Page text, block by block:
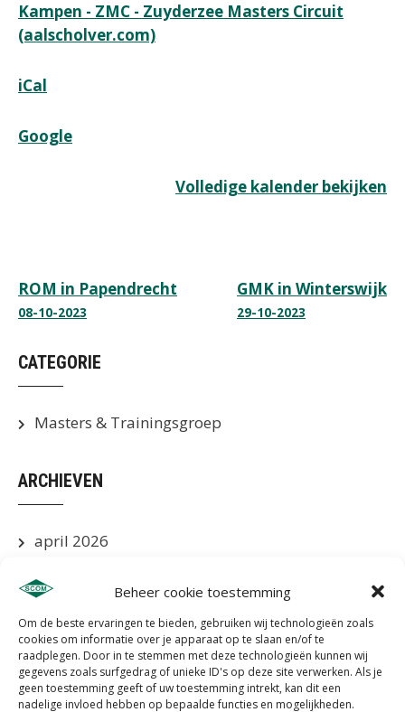
Beheer cookie toestemming
Om de beste ervaringen te bieden, gebruiken wij technologieën zoals
cookies om informatie over je apparaat op te slaan en/of te
raadplegen. Door in te stemmen met deze technologieën kunnen wij
gegevens zoals surfgedrag of unieke ID's op deze site verwerken. Als je
geen toestemming geeft of uw toestemming intrekt, kan dit een
nadelige invloed hebben op bepaalde functies en mogelijkheden.
Kampen - ZMC - Zuyderzee Masters Circuit
(aalscholver.com)
iCal
Google
Volledige kalender bekijken
Bericht
navigatie
ROM in Papendrecht
08-10-2023
GMK in Winterswijk
29-10-2023
CATEGORIE
Masters & Trainingsgroep
ARCHIEVEN
april 2026
juni 2025
mei 2025
april 2025
maart 2025